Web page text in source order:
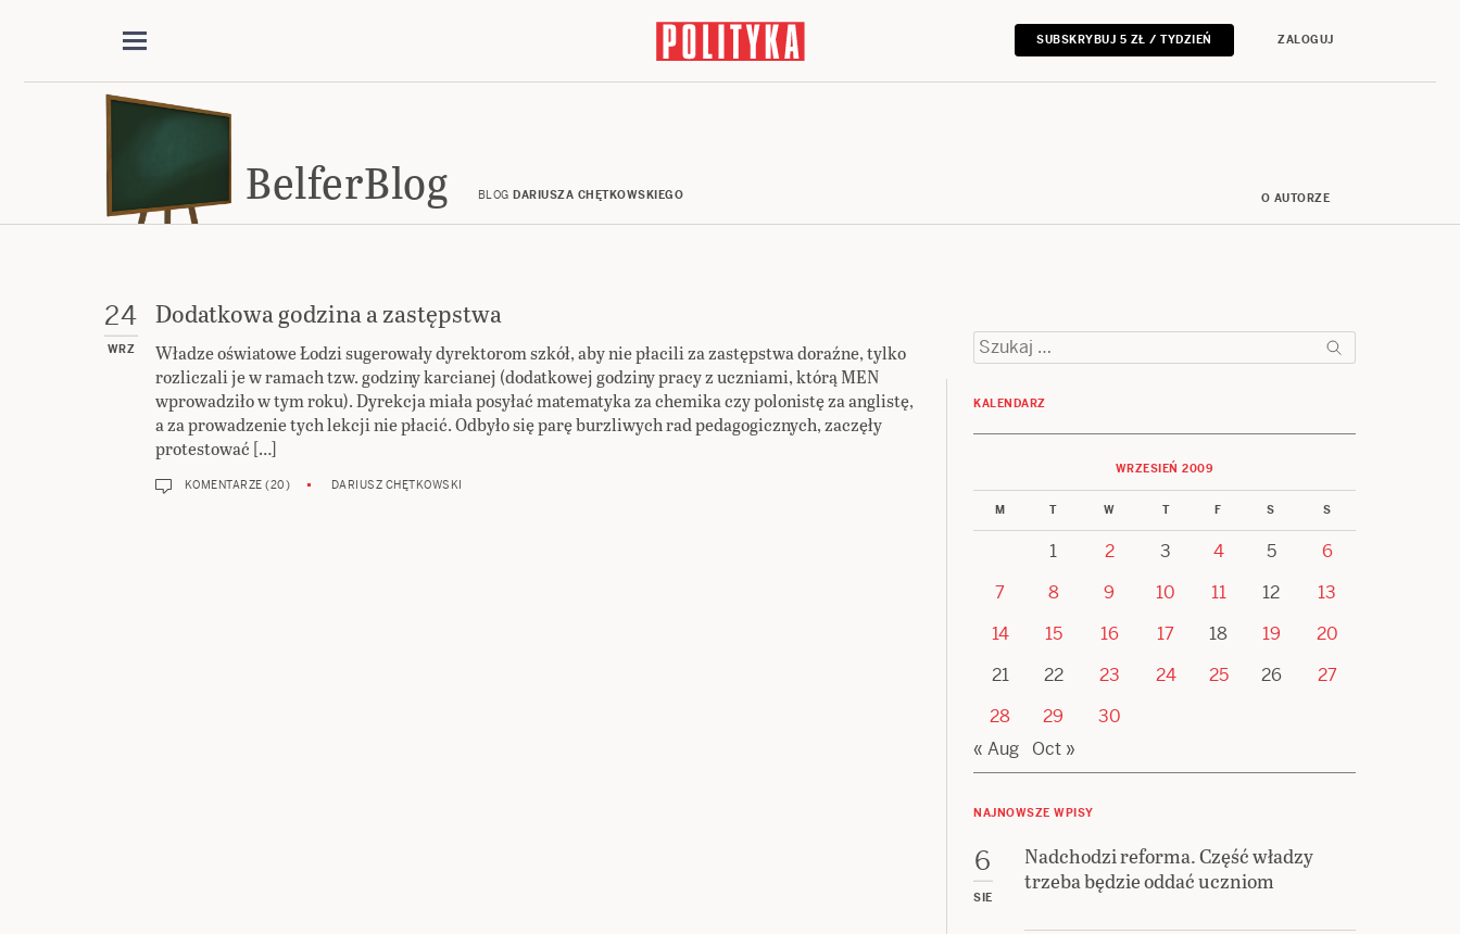
SUBSKRYBUJ 5 ZŁ / TYDZIEŃ ZALOGUJ
BelferBlog BLOG DARIUSZA CHĘTKOWSKIEGO O AUTORZE
24
WRZ
Dodatkowa godzina a zastępstwa
Władze oświatowe Łodzi sugerowały dyrektorom szkół, aby nie płacili za zastępstwa doraźne, tylko
rozliczali je w ramach tzw. godziny karcianej (dodatkowej godziny pracy z uczniami, którą MEN
wprowadziło w tym roku). Dyrekcja miała posyłać matematyka za chemika czy polonistę za anglistę,
a za prowadzenie tych lekcji nie płacić. Odbyło się parę burzliwych rad pedagogicznych, zaczęły
protestować […]
KOMENTARZE (20) DARIUSZ CHĘTKOWSKI
Szukaj:
KALENDARZ
WRZESIEŃ 2009
M T W T F S S
1 2 3 4 5
6
7
8 9 10 11 12
13
14
15 16 17 18 19
20
21
22 23 24 25 26
27
28
29
30
« Aug
Oct »
NAJNOWSZE WPISY
6
SIE
Nadchodzi reforma. Część władzy
trzeba będzie oddać uczniom